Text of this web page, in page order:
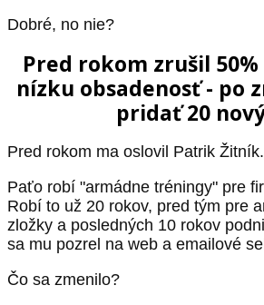
Dobré, no nie?
Pred rokom zrušil
nízku obsadenosť - po
pridať 20
Pred rokom ma oslovil Patrik Žitník.
Paťo robí "armádne tréningy" pre
Robí to už 20 rokov, pred tým pre
zložky a posledných 10 rokov
sa mu pozrel na web a emailové
Čo sa zmenilo?